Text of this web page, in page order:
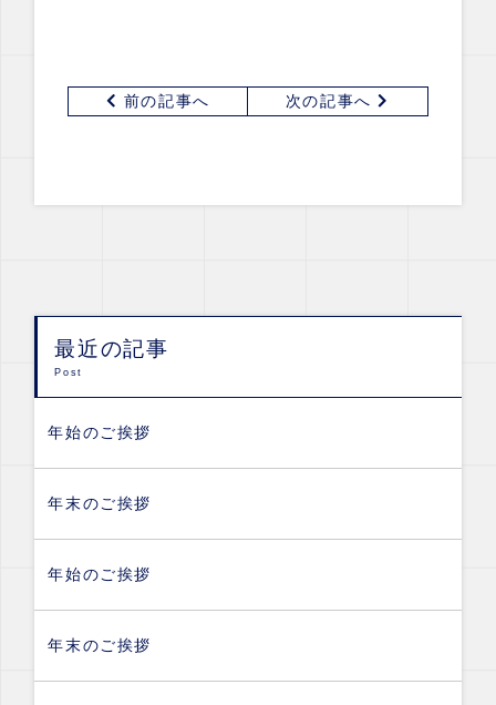
前の記事へ 次の記事へ
最近の記事
Post
年始のご挨拶
年末のご挨拶
年始のご挨拶
年末のご挨拶